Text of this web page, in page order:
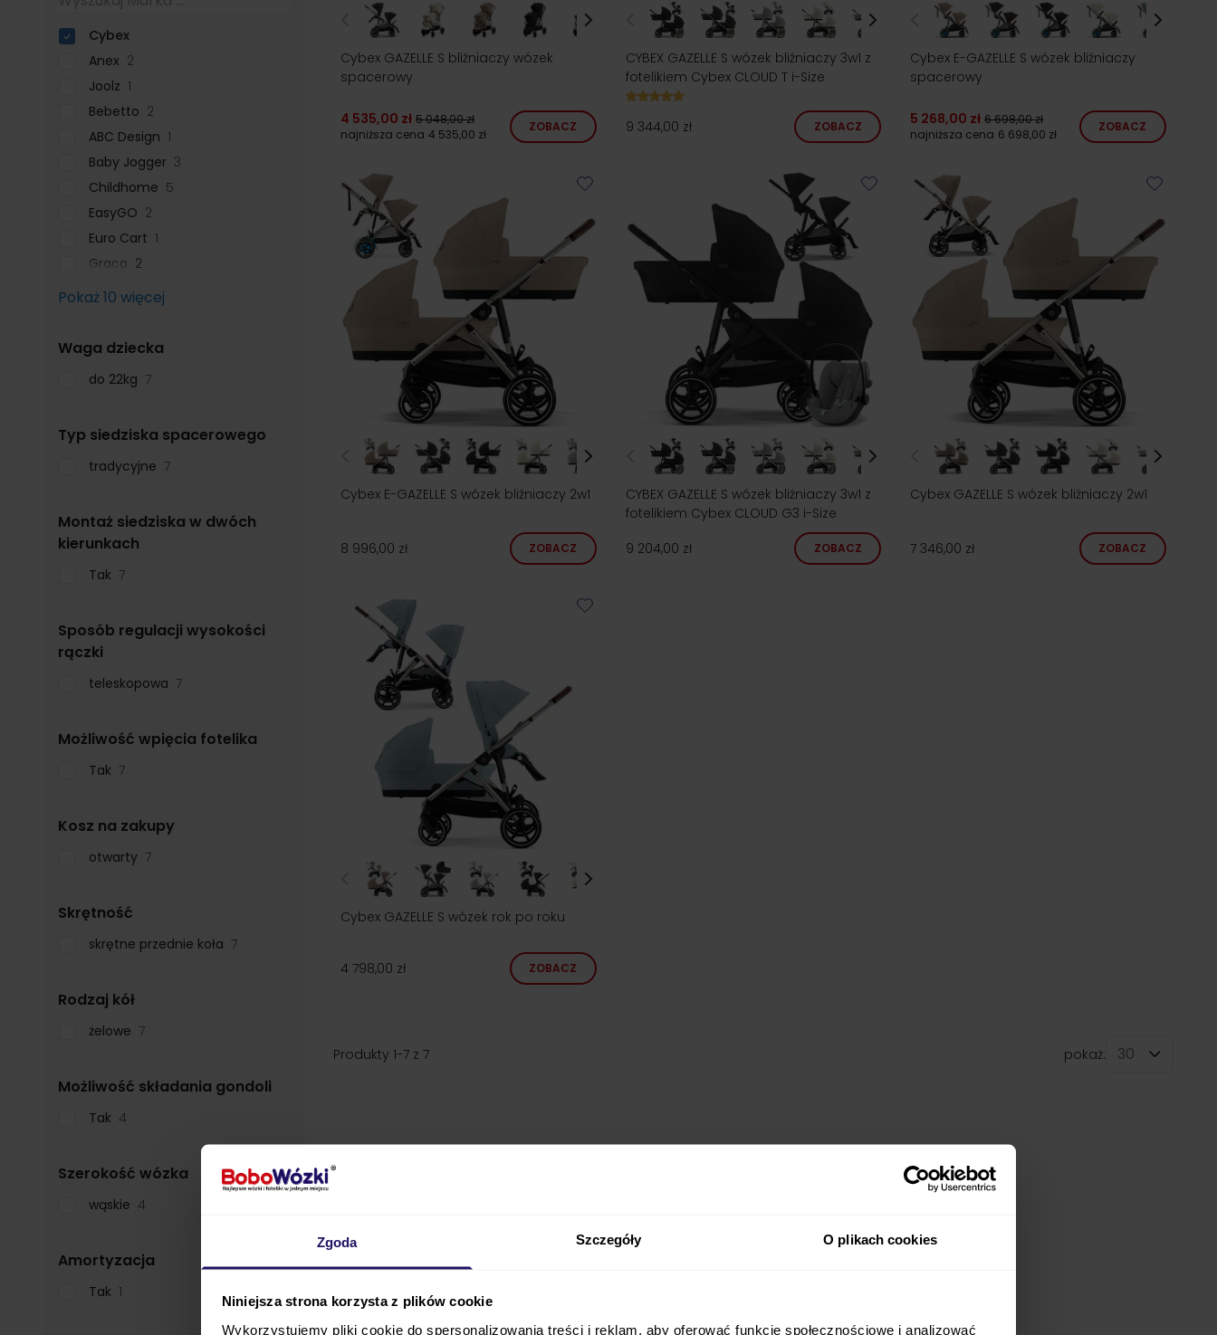
Zgoda Szczegóły O plikach cookies
Niniejsza strona korzysta z plików cookie
Wykorzystujemy pliki cookie do spersonalizowania treści i reklam, aby oferować funkcje społecznościowe i analizować
Cybex
Anex 2
Joolz 1
Bebetto 2
ABC Design 1
Baby Jogger 3
Childhome 5
EasyGO 2
Euro Cart 1
Graco 2
Pokaż 10 więcej
Waga dziecka
do 22kg 7
Typ siedziska spacerowego
tradycyjne 7
Montaż siedziska w dwóch
kierunkach
Tak 7
Sposób regulacji wysokości
rączki
teleskopowa 7
Możliwość wpięcia fotelika
Tak 7
Kosz na zakupy
otwarty 7
Skrętność
skrętne przednie koła 7
Rodzaj kółfilter
żelowe 7
Możliwość składania gondoli
Tak 4
Szerokość wózka filter
wąskie 4
Amortyzacja
Tak 1
Cybex GAZELLE S bliźniaczy wózek
spacerowy
4 535,00 zł 5 048,00 zł
najniższa cena 4 535,00 zł
ZOBACZ
CYBEX GAZELLE S wózek bliźniaczy 3w1 z
fotelikiem Cybex CLOUD T i-Size
9 344,00 zł ZOBACZ
Cybex E-GAZELLE S wózek bliźniaczy
spacerowy
5 268,00 zł 6 698,00 zł
najniższa cena 6 698,00 zł
ZOBACZ
Cybex E-GAZELLE S wózek bliźniaczy 2w1
8 996,00 zł ZOBACZ
CYBEX GAZELLE S wózek bliźniaczy 3w1 z
fotelikiem Cybex CLOUD G3 i-Size
9 204,00 zł
ZOBACZ
Cybex GAZELLE S wózek bliźniaczy 2w1
7 346,00 zł ZOBACZ
Cybex GAZELLE S wózek rok po roku
4 798,00 zł ZOBACZ
Produkty 1-7 z 7
pokaż: